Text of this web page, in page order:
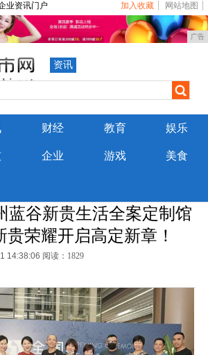
业资讯门户 加入收藏 网站地图
广告
资讯
财经 教育 娱乐
企业 游戏 美食
蓝谷新贵生活全案定制馆
贵荣耀开启高定新章！
14:38:06 阅读：1829